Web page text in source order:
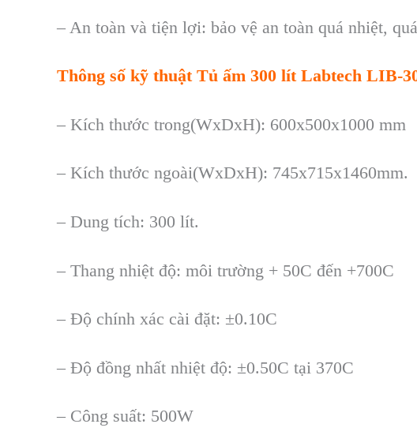
– An toàn và tiện lợi: bảo vệ an toàn quá nhiệt, qu
Thông số kỹ thuật Tủ ấm 300 lít Labtech LIB-
– Kích thước trong(WxDxH): 600x500x1000 mm
– Kích thước ngoài(WxDxH): 745x715x1460mm.
– Dung tích: 300 lít.
– Thang nhiệt độ: môi trường + 50C đến +700C
– Độ chính xác cài đặt: ±0.10C
– Độ đồng nhất nhiệt độ: ±0.50C tại 370C
– Công suất: 500W